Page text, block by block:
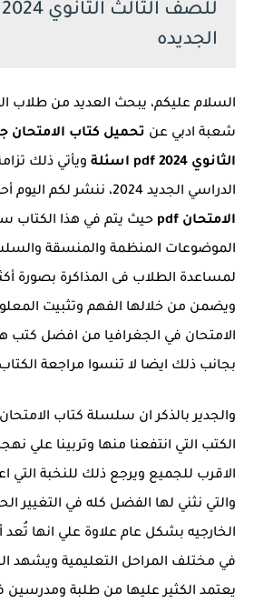
الجديده
السلام عليكم، يبحث العديد من طلاب
شعبة ادبي عن تحميل كتاب الامتحان
الثانوي 2024 pdf اسئلة
ويأتي ذلك
الدراسي الجديد 2024، ننشر لكم اليوم أحد عناصر سلسلة
الامتحان pdf
حيث يتم في هذا الكتاب
الموضوعات المنظمة والمنسقة
لمساعدة الطلاب فى المذاكرة بصورة
ويضمن من خلالها الفهم وتثبيت
الامتحان في الجغرافيا من افضل كتب
بجانب ذلك ايضا لا تنسوا مراجعة
والجدير بالذكر ان سلسلة كتاب
الكتب التي انتفعنا منها وتربينا علي
الاقرب للجميع ويرجع ذلك للنخبة
والتي نثني لها الفضل كله في التغيير
الخارجيه بشكل عام علاوة علي انها
في مختلف المراحل التعليمية ويشهد
يعتمد الكثير عليها من طلبة ومدرسين